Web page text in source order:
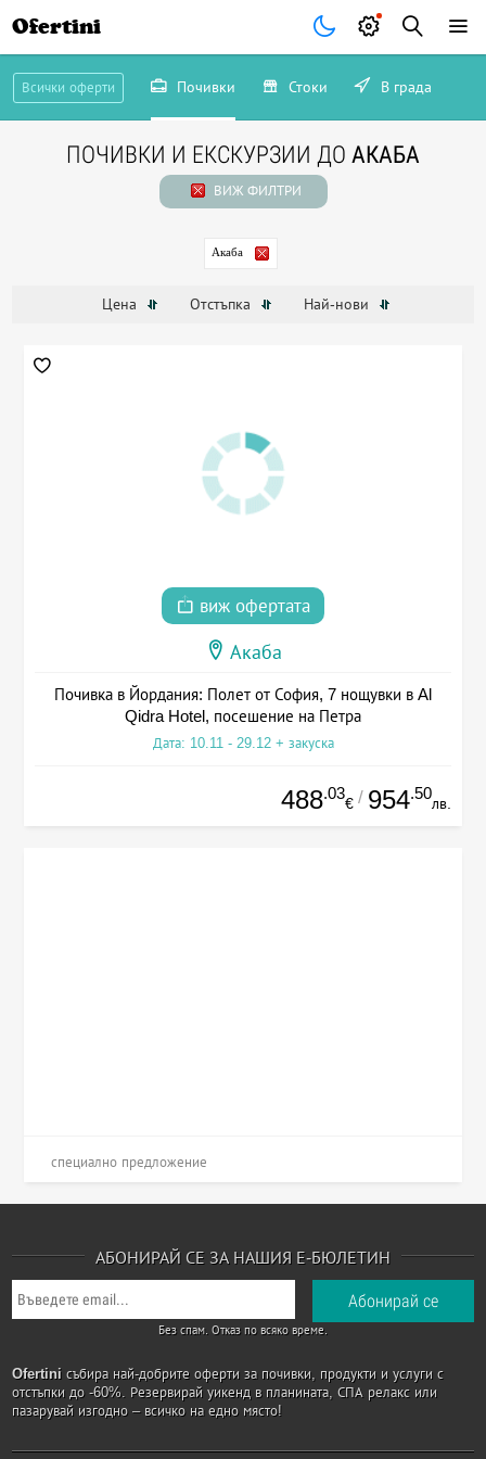
Ofertini
Всички оферти Почивки Стоки В града
ПОЧИВКИ И ЕКСКУРЗИИ ДО АКАБА
ВИЖ ФИЛТРИ
Акаба
Цена Отстъпка Най-нови
виж офертата
Акаба
Почивка в Йордания: Полет от София, 7 нощувки в Al
Qidra Hotel, посешение на Петра
Дата: 10.11 - 29.12 + закуска
488.03
€ / 954.50
лв.
специално предложение
АБОНИРАЙ СЕ ЗА НАШИЯ Е-БЮЛЕТИН
Без спам. Отказ по всяко време.
Ofertini събира най-добрите оферти за почивки, продукти и услуги с
отстъпки до -60%. Резервирай уикенд в планината, СПА релакс или
пазарувай изгодно – всичко на едно място!